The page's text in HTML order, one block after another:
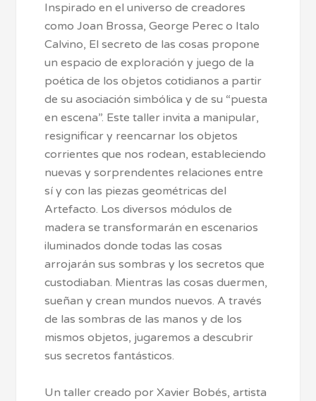
Inspirado en el universo de creadores
como Joan Brossa, George Perec o Italo
Calvino, El secreto de las cosas propone
un espacio de exploración y juego de la
poética de los objetos cotidianos a partir
de su asociación simbólica y de su “puesta
en escena”. Este taller invita a manipular,
resignificar y reencarnar los objetos
corrientes que nos rodean, estableciendo
nuevas y sorprendentes relaciones entre
sí y con las piezas geométricas del
Artefacto. Los diversos módulos de
madera se transformarán en escenarios
iluminados donde todas las cosas
arrojarán sus sombras y los secretos que
custodiaban. Mientras las cosas duermen,
sueñan y crean mundos nuevos. A través
de las sombras de las manos y de los
mismos objetos, jugaremos a descubrir
sus secretos fantásticos.
Un taller creado por Xavier Bobés, artista